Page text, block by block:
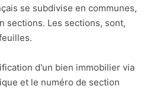
se subdivise en communes,
sections. Les sections, sont,
d'un bien immobilier via
et le numéro de section